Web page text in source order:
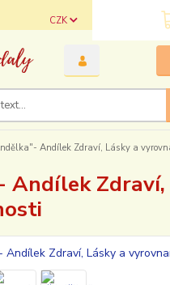
CZK
Andílek Zdraví, Lásky a
Andílek Zdraví,